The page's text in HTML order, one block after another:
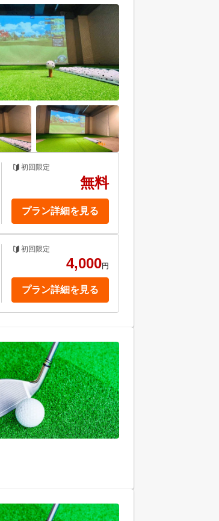
初回限定
無料
プラン詳細を見る
初回限定
4,000円
プラン詳細を見る